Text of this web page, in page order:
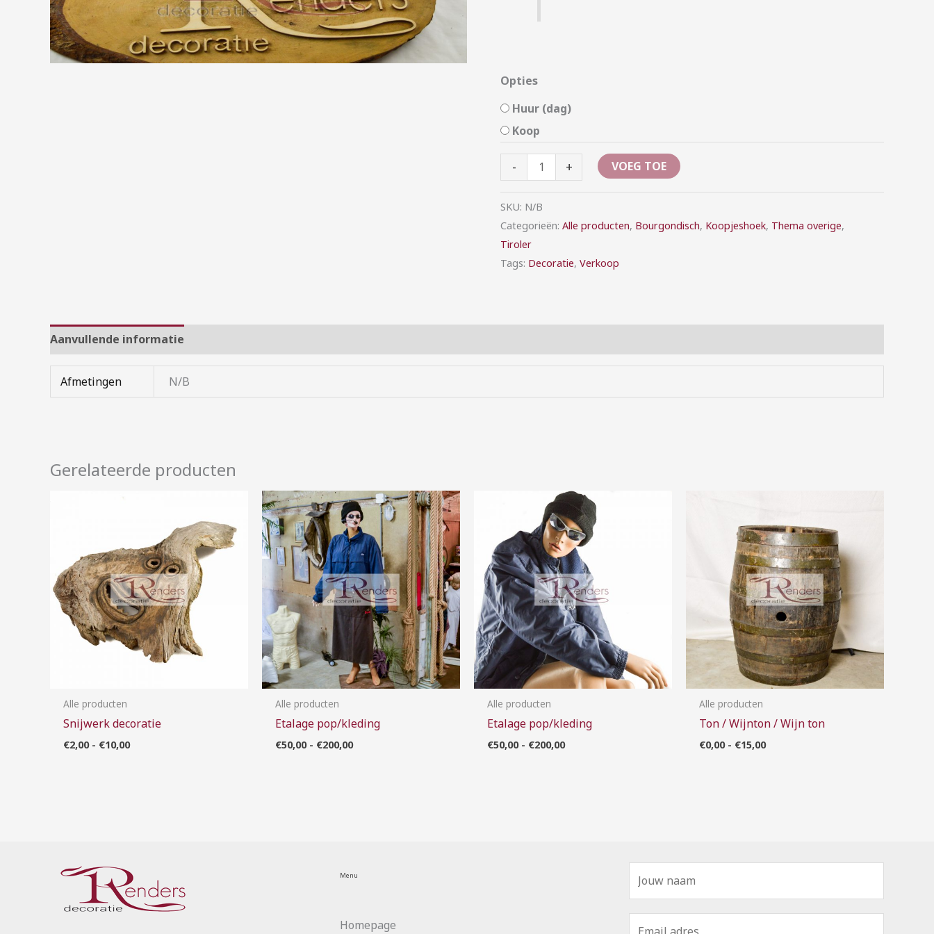
Opties
Huur (dag)
Koop
- + VOEG TOE
SKU: N/B
Categorieën: Alle producten, Bourgondisch, Koopjeshoek, Thema overige,
Tiroler
Tags: Decoratie, Verkoop
Aanvullende informatie
Afmetingen N/B
Gerelateerde producten
Alle producten
Snijwerk decoratie
€2,00 - €10,00
Alle producten
Etalage pop/kleding
€50,00 - €200,00
Prijsklasse:
€50,00
tot
€200,00
Alle producten
Etalage pop/kleding
€50,00 - €200,00
Prijsklasse:
€50,00
tot
€200,00
Alle producten
Ton / Wijnton / Wijn ton
€0,00 - €15,00
€15,00
Menu
Homepage
m